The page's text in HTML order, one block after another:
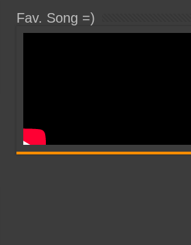
Fav. Song =)